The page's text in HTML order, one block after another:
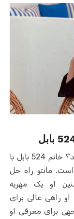
آیا به دنبال یک رابطه موقت ماهانه هستید؟ خانم 524 بابل با
و وزن 54 آماده است. مانتو راه حل
او یک مهریه
با او راهی عالی برای
برای معرفی او